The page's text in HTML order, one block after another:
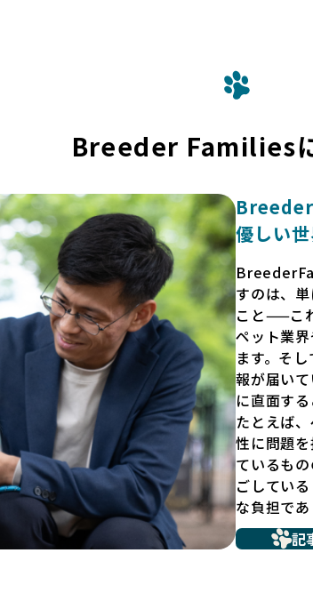
Breeder Families
優しい
すのは、
こと——こ
ペット業
ます。そ
報が届い
に直面す
たとえば
性に問題
ているも
ごしてい
な負担で
だからこ
ています記